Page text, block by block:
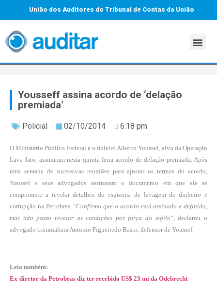
União dos Auditores do Tribunal de Contas da União
Yousseff assina acordo de ‘delação
premiada’
Policial 02/10/2014 6:18 pm
O Ministério Público Federal e o doleiro Alberto Youssef, alvo da Operação
Lava Jato, assinaram nesta quinta feira acordo de delação premiada. Após
uma semana de sucessivas reuniões para ajustar os termos do acordo,
Youssef e seus advogados assinaram o documento em que ele se
compromete a revelar detalhes do esquema de lavagem de dinheiro e
corrupção na Petrobras. “Confirmo que o acordo está assinado e definido,
mas não posso revelar as condições por força do sigilo“, declarou o
advogado criminalista Antonio Figueiredo Basto, defensor de Youssef.
Leia também:
Ex-diretor da Petrobras diz ter recebido US$ 23 mi da Odebrecht